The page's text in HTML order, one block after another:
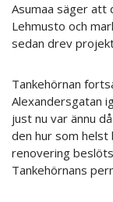
Asumaa säger att
Lehmusto och
sedan drev
Tankehörnan
Alexandersgatan
just nu var ännu
den hur som helst
renovering
Tankehörnans